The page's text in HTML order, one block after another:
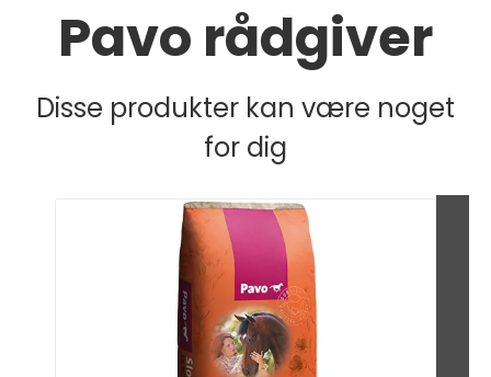
Pavo rådgiver
Disse produkter kan være noget
for dig